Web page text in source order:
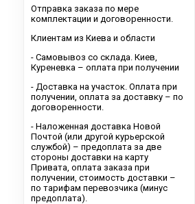
Отправка заказа по мере
комплектации и договоренности.
Клиентам из Киева и области
- Самовывоз со склада. Киев,
Куреневка – оплата при получении
- Доставка на участок. Оплата при
получении, оплата за доставку – по
договоренности.
- Наложенная доставка Новой
Почтой (или другой курьерской
службой) – предоплата за две
стороны доставки на карту
Привата, оплата заказа при
получении, стоимость доставки –
по тарифам перевозчика (минус
предоплата).